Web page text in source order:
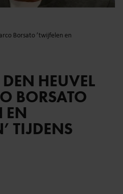
Borsato ’twijfelen en
HEUVEL
BORSATO
EN
TIJDENS